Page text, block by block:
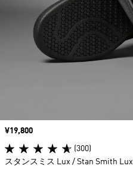
価格
¥19,800
(300)
スタンスミス Lux / Stan Smith Lux